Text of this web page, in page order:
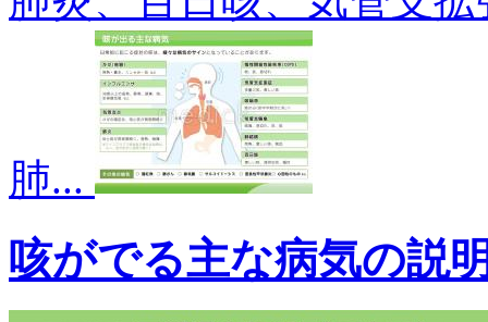
肺...
咳がでる主な病気の説